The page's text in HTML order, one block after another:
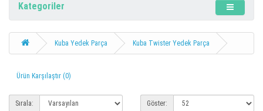
Kategoriler
Kuba Yedek Parça Kuba Twister Yedek Parça
Ürün Karşılaştır (0)
Sırala: Göster: